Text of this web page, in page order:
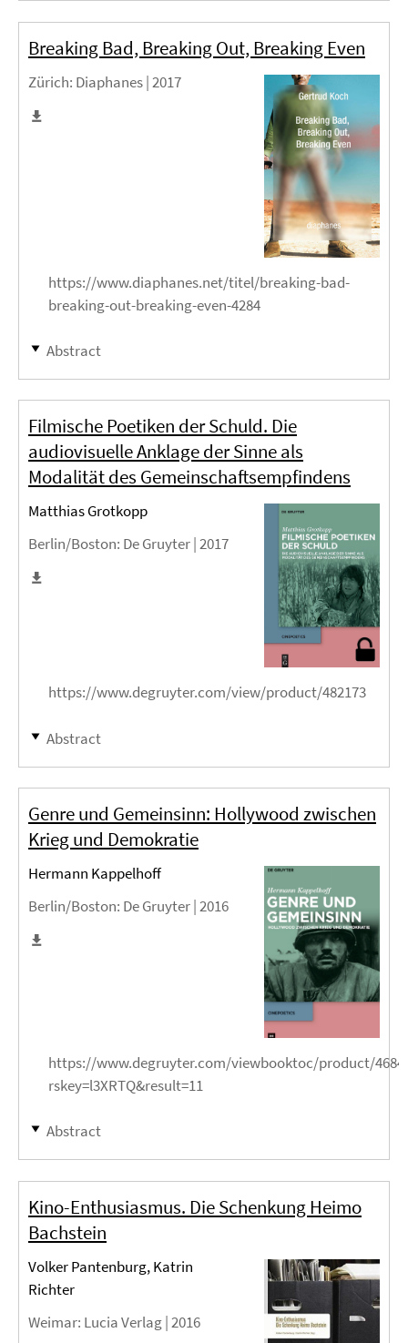
Breaking Bad, Breaking Out, Breaking Even
Zürich: Diaphanes |2017
https://www.diaphanes.net/titel/breaking-bad-
breaking-out-breaking-even-4284
Abstract
Filmische Poetiken der Schuld. Die
audiovisuelle Anklage der Sinne als
Modalität des Gemeinschaftsempfindens
Matthias Grotkopp
Berlin/Boston: De Gruyter |2017
https://www.degruyter.com/view/product/482173
Abstract
Genre und Gemeinsinn: Hollywood zwischen
Krieg und Demokratie
Hermann Kappelhoff
Berlin/Boston: De Gruyter |2016
https://www.degruyter.com/viewbooktoc/product/
rskey=l3XRTQ&result=11
Abstract
Kino-Enthusiasmus. Die Schenkung Heimo
Bachstein
Volker Pantenburg, Katrin
Richter
Weimar: Lucia Verlag |2016